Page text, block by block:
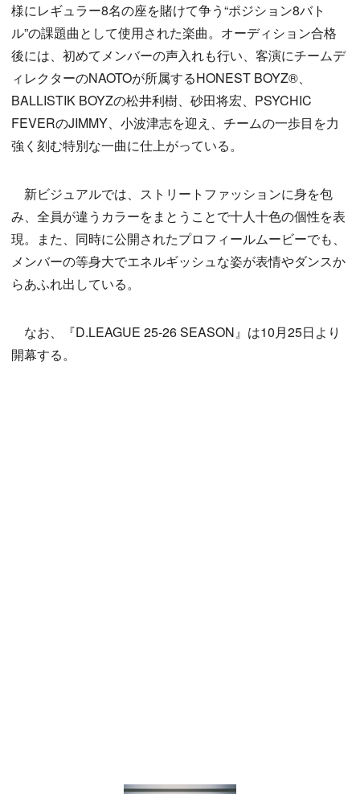
様にレギュラー8名の座を賭けて争う“ポジション8バト
ル”の課題曲として使用された楽曲。オーディション合格
後には、初めてメンバーの声入れも行い、客演にチームデ
ィレクターのNAOTOが所属するHONEST BOYZ®、
BALLISTIK BOYZの松井利樹、砂田将宏、PSYCHIC
FEVERのJIMMY、小波津志を迎え、チームの一歩目を力
強く刻む特別な一曲に仕上がっている。
新ビジュアルでは、ストリートファッションに身を包
み、全員が違うカラーをまとうことで十人十色の個性を表
現。また、同時に公開されたプロフィールムービーでも、
メンバーの等身大でエネルギッシュな姿が表情やダンスか
らあふれ出している。
なお、『D.LEAGUE 25-26 SEASON』は10月25日より
開幕する。